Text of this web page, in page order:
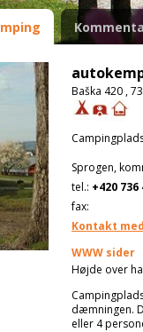
Baška 420 ,
Sprogen,
tel.: +420 736
fax:
Kontakt
WWW sider
Højde over
dæmningen.
eller 4